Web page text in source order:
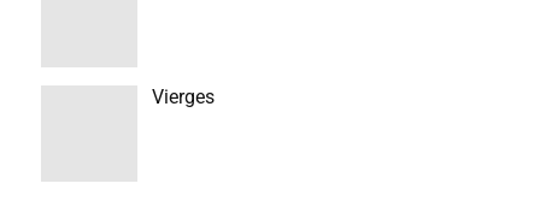
Vierges